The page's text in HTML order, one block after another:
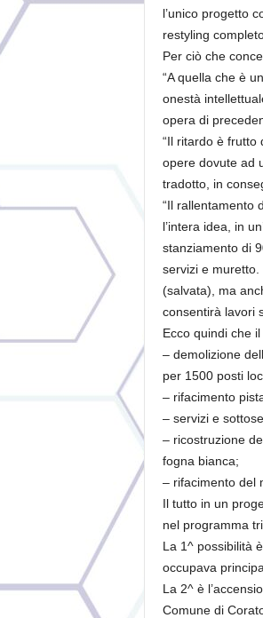
l’unico progetto
restyling
Per ciò che
“A quella che è
onestà
opera di
“Il ritardo è frutto
opere dovute ad
tradotto, in
“Il rallentamento
l’intera idea, in
stanziamento di
servizi e muretto.
(salvata), ma
consentirà lavori
Ecco quindi che
– demolizione
per 1500 posti
– rifacimento
– servizi e
– ricostruzione
fogna bianca;
– rifacimento del
Il tutto in un
nel programma
La 1^ possibilità
occupava
La 2^ è
Comune di